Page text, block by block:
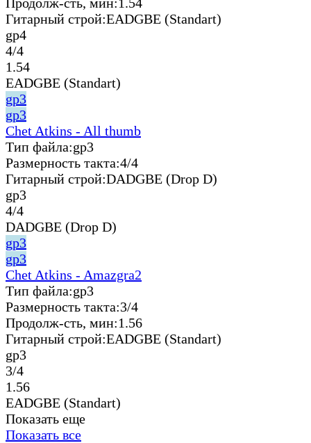
Гитарный строй:EADGBE (Standart)
gp4
4/4
1.54
EADGBE (Standart)
gp3
gp3
Chet Atkins - All thumb
Тип файла:gp3
Размерность такта:4/4
Гитарный строй:DADGBE (Drop D)
gp3
4/4
DADGBE (Drop D)
gp3
gp3
Chet Atkins - Amazgra2
Тип файла:gp3
Размерность такта:3/4
Продолж-сть, мин:1.56
Гитарный строй:EADGBE (Standart)
gp3
3/4
1.56
EADGBE (Standart)
Показать еще
Показать все